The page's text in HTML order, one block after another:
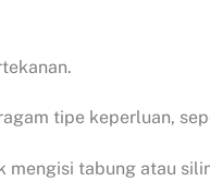
tipe keperluan,
mengisi tabung atau